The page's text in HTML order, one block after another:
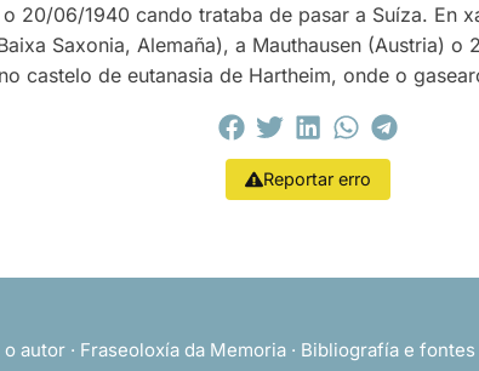
20/06/1940 cando trataba de pasar a Suíza. En
Saxonia, Alemaña), a Mauthausen (Austria) o
castelo de eutanasia de Hartheim, onde o
Reportar erro
o autor · Fraseoloxía da Memoria · Bibliografía e fontes